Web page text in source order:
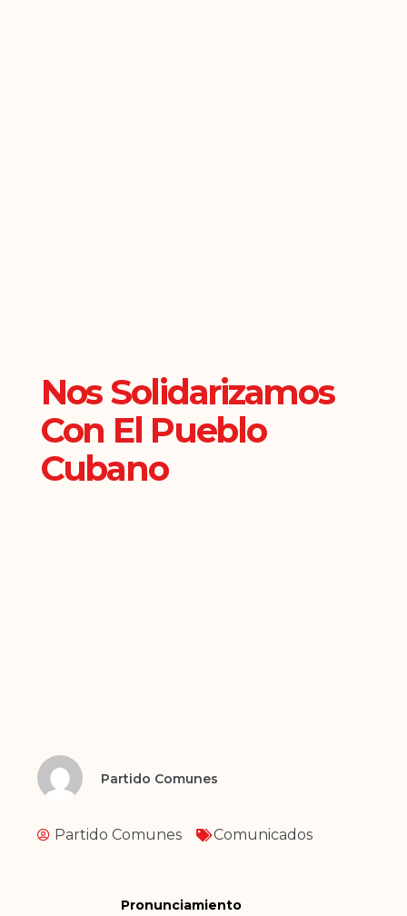
Nos Solidarizamos
Con El Pueblo
Cubano
Partido Comunes
Partido Comunes Comunicados
Pronunciamiento